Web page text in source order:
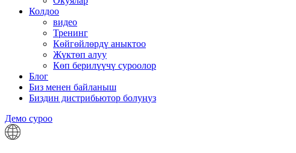
Колдоо
видео
Тренинг
Көйгөйлөрдү аныктоо
Жүктөп алуу
Көп берилүүчү суроолор
Блог
Биз менен байланыш
Биздин дистрибьютор болуңуз
Демо суроо